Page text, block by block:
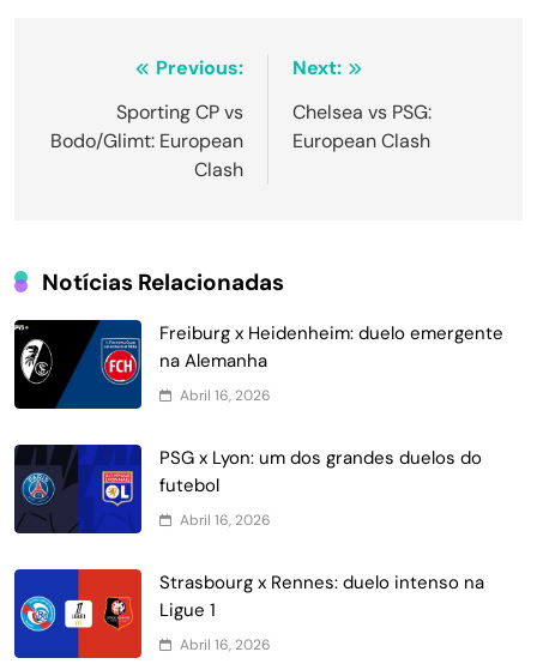
Navegação
Post
Previous:
Sporting CP vs
Bodo/Glimt: European
Clash
Next:
Chelsea vs PSG:
European Clash
Notícias Relacionadas
Freiburg x Heidenheim: duelo emergente
na Alemanha
Abril 16, 2026
PSG x Lyon: um dos grandes duelos do
futebol
Abril 16, 2026
Strasbourg x Rennes: duelo intenso na
Ligue 1
Abril 16, 2026